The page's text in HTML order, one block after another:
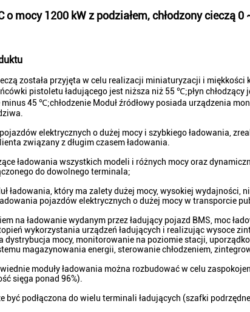
o mocy 1200 kW z podziałem, chłodzony cieczą
została przyjęta w celu realizacji miniaturyzacji i miękkości
pistoletu ładującego jest niższa niż 55 ℃;płyn chłodzący
45 ℃;chłodzenie Moduł źródłowy posiada urządzenia
elektrycznych o dużej mocy i szybkiego ładowania,
związany z długim czasem ładowania.
ładowania wszystkich modeli i różnych mocy oraz
do dowolnego terminala;
ładowania, który ma zalety dużej mocy, wysokiej wydajności,
pojazdów elektrycznych o dużej mocy w transporcie
na ładowanie wydanym przez ładujący pojazd BMS, moc
wykorzystania urządzeń ładujących i realizując wysoce
dystrybucja mocy, monitorowanie na poziomie stacji,
magazynowania energii, sterowanie chłodzeniem,
moduły ładowania można rozbudować w celu
sięga ponad 96%).
być podłączona do wielu terminali ładujących (szafki